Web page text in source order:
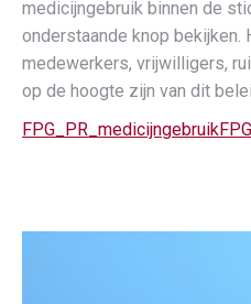
medicijngebruik binnen de
onderstaande knop bekijken.
medewerkers, vrijwilligers,
op de hoogte zijn van dit
FPG_PR_medicijngebruikFPG